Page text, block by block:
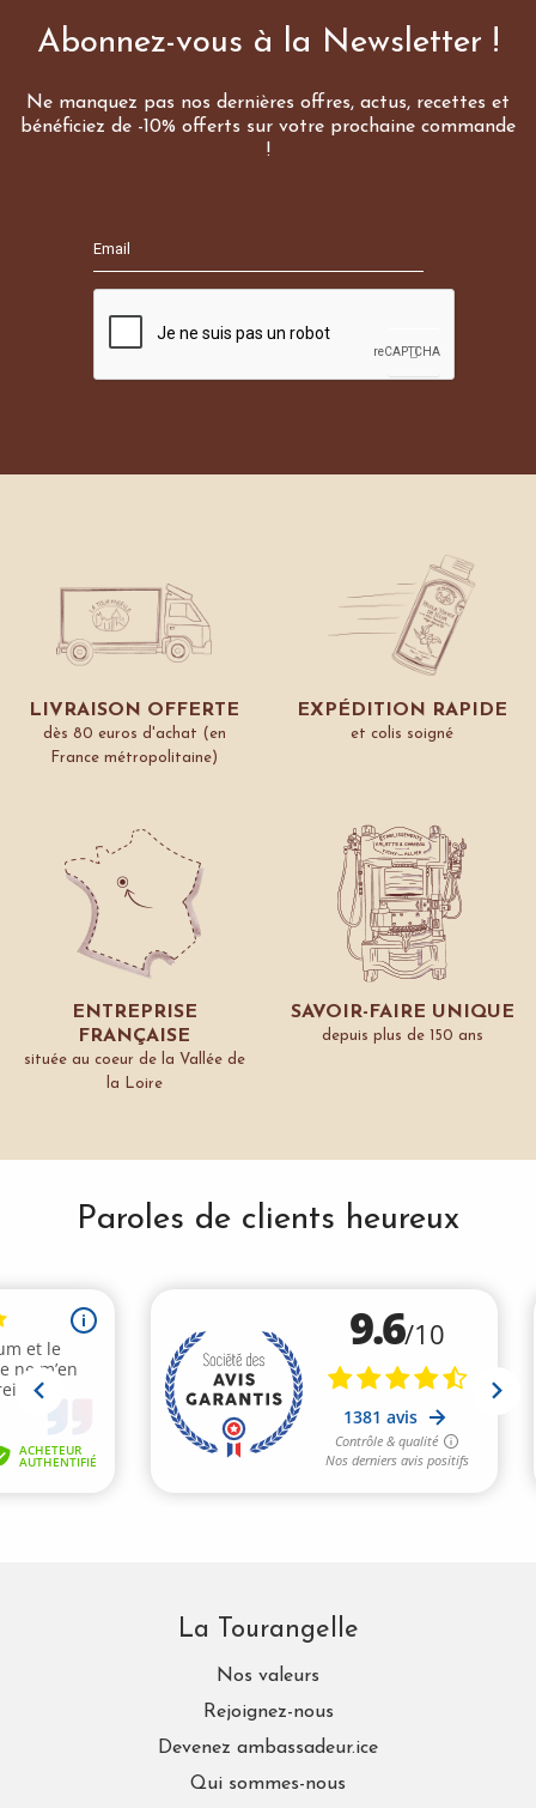
Abonnez-vous à la Newsletter !
Ne manquez pas nos dernières offres, actus, recettes et
bénéficiez de -10% offerts sur votre prochaine commande
!
LIVRAISON OFFERTE
dès 80 euros d'achat (en
France métropolitaine)
EXPÉDITION RAPIDE
et colis soigné
ENTREPRISE
FRANÇAISE
située au coeur de la Vallée de
la Loire
SAVOIR-FAIRE UNIQUE
depuis plus de 150 ans
Paroles de clients heureux
La Tourangelle
Nos valeurs
Rejoignez-nous
Devenez ambassadeur.ice
Qui sommes-nous